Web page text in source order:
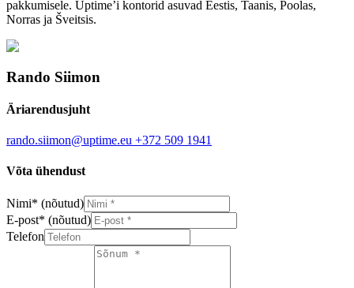
pakkumisele. Uptime’i kontorid asuvad Eestis, Taanis, Poolas,
Norras ja Šveitsis.
Rando Siimon
Äriarendusjuht
rando.siimon@uptime.eu +372 509 1941
Võta ühendust
Nimi* (nõutud)
E-post* (nõutud)
Telefon